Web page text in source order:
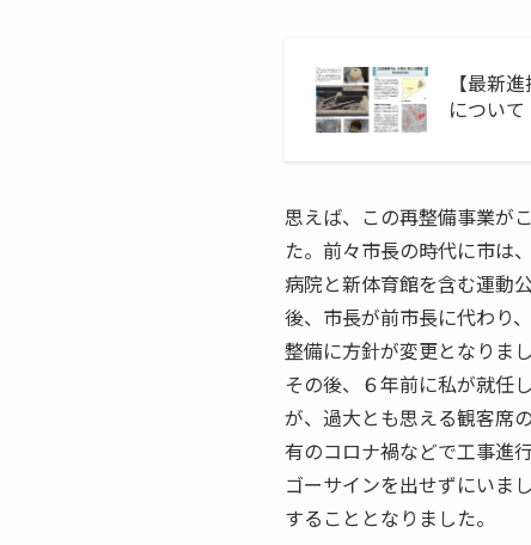
【最新
について
思えば、この再整備事業が
た。前々市長の時代に市は
病院と新体育館を含む運動
後、市長が前市長に代わり
整備に方針が変更となりまし
その後、６年前に私が就任
が、過大とも思える観客席
有のコロナ禍などで工事進
ゴーサインを出せずにいま
することとなりました。